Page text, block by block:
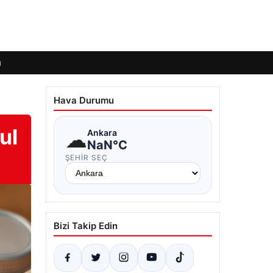
Hava Durumu
☁Ankara
NaN°C
ŞEHIR SEÇ
Bizi Takip Edin